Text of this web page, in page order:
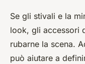
Se gli stivali e la
look, gli accessori
rubarne la scena.
può aiutare a